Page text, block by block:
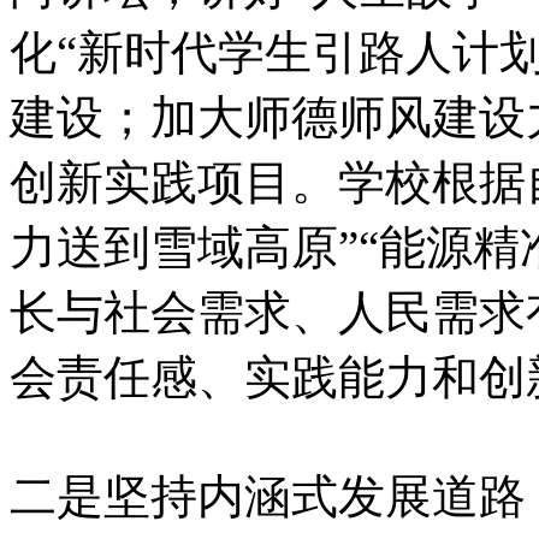
化“新时代学生引路人计
建设；加大师德师风建
创新实践项目。学校根
力送到雪域高原”“能源
长与社会需求、人民需
会责任感、实践能力和
二是坚持内涵式发展道